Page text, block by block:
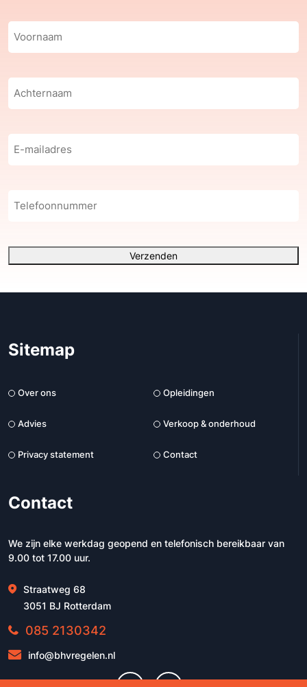
Telefoonnummer
Verzenden
Sitemap
Over ons Opleidingen
Advies Verkoop & onderhoud
Privacy statement Contact
Contact
We zijn elke werkdag geopend en telefonisch bereikbaar van
9.00 tot 17.00 uur.
Straatweg 68
3051 BJ Rotterdam
085 2130342
info@bhvregelen.nl